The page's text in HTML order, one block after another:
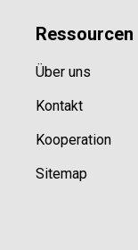
Ressourcen
Über uns
Kontakt
Kooperation
Sitemap